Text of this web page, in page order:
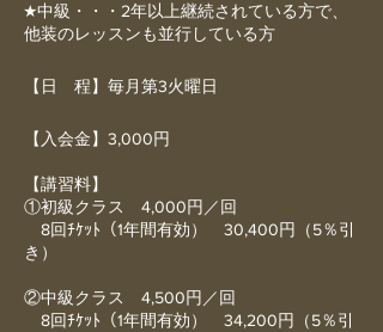
★中級・・・2年以上継続されている方で、
他装のレッスンも並行している方
【日 程】毎月第3火曜日
【入会金】3,000円
【講習料】
①初級クラス 4,000円／回
8回ﾁｹｯﾄ（1年間有効） 30,400円（5％引
き）
②中級クラス 4,500円／回
8回ﾁｹｯﾄ（1年間有効） 34,200円（5％引